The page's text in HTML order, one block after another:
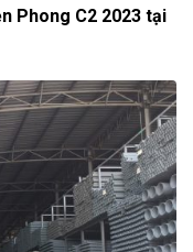
Phong C2 2023 tại